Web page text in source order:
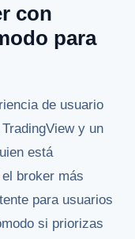
con
para
de usuario
y un
está
broker más
para usuarios
si priorizas